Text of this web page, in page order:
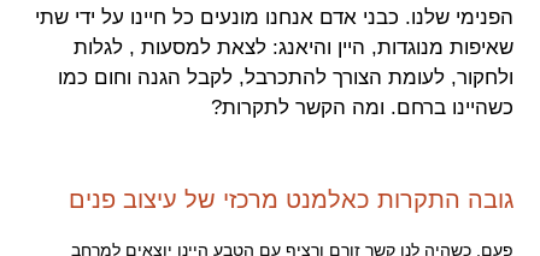
הפנימי שלנו. כבני אדם אנחנו מונעים כל חיינו על ידי שתי
שאיפות מנוגדות, היין והיאנג: לצאת למסעות , לגלות
ולחקור, לעומת הצורך להתכרבל, לקבל הגנה וחום כמו
כשהיינו ברחם. ומה הקשר לתקרות?
גובה התקרות כאלמנט מרכזי של עיצוב פנים
פעם, כשהיה לנו קשר זורם ורציף עם הטבע היינו יוצאים למרחב